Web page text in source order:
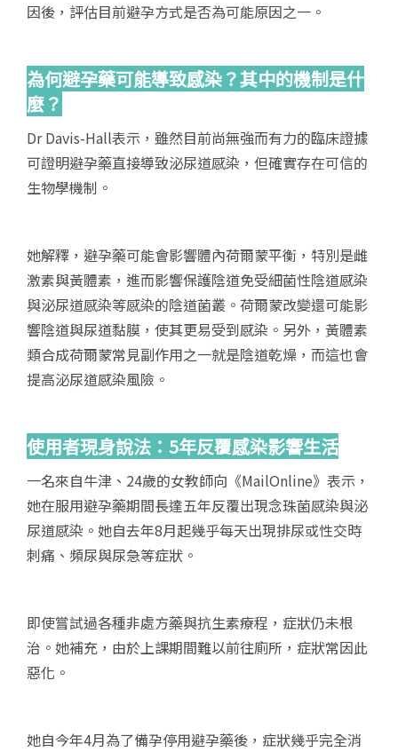
因後，評估目前避孕方式是否為可能原因之一。
為何避孕藥可能導致感染？其中的機制是什
麼？
Dr Davis-Hall表示，雖然目前尚無強而有力的臨床證據
可證明避孕藥直接導致泌尿道感染，但確實存在可信的
生物學機制。
她解釋，避孕藥可能會影響體內荷爾蒙平衡，特別是雌
激素與黃體素，進而影響保護陰道免受細菌性陰道感染
與泌尿道感染等感染的陰道菌叢。荷爾蒙改變還可能影
響陰道與尿道黏膜，使其更易受到感染。另外，黃體素
類合成荷爾蒙常見副作用之一就是陰道乾燥，而這也會
提高泌尿道感染風險。
使用者現身說法：5年反覆感染影響生活
一名來自牛津、24歲的女教師向《MailOnline》表示，
她在服用避孕藥期間長達五年反覆出現念珠菌感染與泌
尿道感染。她自去年8月起幾乎每天出現排尿或性交時
刺痛、頻尿與尿急等症狀。
即使嘗試過各種非處方藥與抗生素療程，症狀仍未根
治。她補充，由於上課期間難以前往廁所，症狀常因此
惡化。
她自今年4月為了備孕停用避孕藥後，症狀幾乎完全消